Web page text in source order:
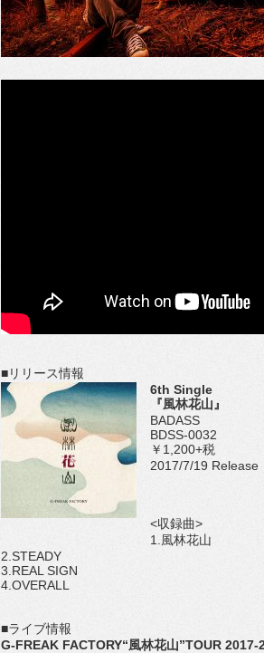
■リリース情報
6th Single
『風林花山』
BADASS
BDSS-0032
￥1,200+税
2017/7/19 Release
<収録曲>
1.風林花山
2.STEADY
3.REAL SIGN
4.OVERALL
■ライブ情報
G-FREAK FACTORY“風林花山”TOUR 2017-